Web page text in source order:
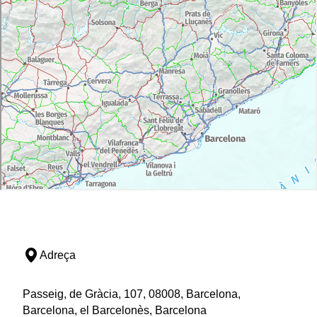
Picasso va ser en dues ocasions a Horta de Sant
Joan. Si aquesta és la teva primera vegada, pren
nota. L'artista es va refugiar en aquest racó de
Catalunya buscant la inspiració en un entorn governat
per la natura salvatge del Parc Natural dels Ports, un
massís calcari, de relleu escarpat i abrupte. El llegat
de Picasso al poble es troba principalment al Centre
Picasso, un petit museu que se centra en
l'experiència del pintor al poble, i que exposa diverses
reproduccions de les obres de l'artista inspirades en
el municipi.
La capital de les Terres de l'Ebre
Santa Maria. L'edifici religiós, d'estil gòtic, es va
temple romà, una mesquita i una església romànica
del segle XII. L'interior consta de tres naus gòtiques
Adreça
Passeig, de Gràcia, 107, 08008, Barcelona,
Barcelona, el Barcelonès, Barcelona